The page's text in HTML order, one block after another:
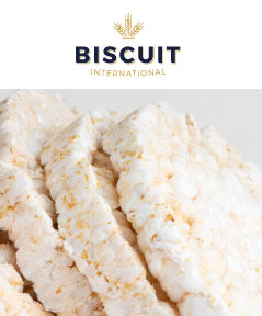
Aller au contenu